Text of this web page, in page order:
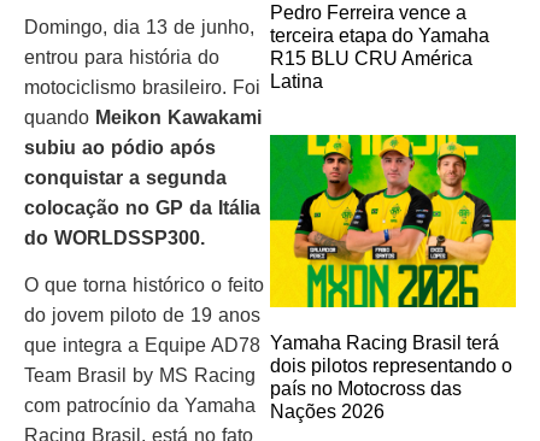
Domingo, dia 13 de junho,
entrou para história do
motociclismo brasileiro. Foi
quando Meikon Kawakami
subiu ao pódio após
conquistar a segunda
colocação no GP da Itália
do WORLDSSP300.
O que torna histórico o feito
do jovem piloto de 19 anos
que integra a Equipe AD78
Team Brasil by MS Racing
com patrocínio da Yamaha
Racing Brasil, está no fato
Pedro Ferreira vence a
terceira etapa do Yamaha
R15 BLU CRU América
Latina
Yamaha Racing Brasil terá
dois pilotos representando o
país no Motocross das
Nações 2026